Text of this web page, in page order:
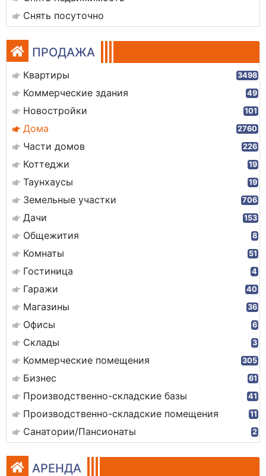
Снять посуточно
ПРОДАЖА
Квартиры 3498
Коммерческие здания 49
Новостройки 101
Дома 2760
Части домов 226
Коттеджи 19
Таунхаусы 19
Земельные участки 706
Дачи 153
Общежития 8
Комнаты 51
Гостиница 4
Гаражи 40
Магазины 36
Офисы 6
Склады 3
Коммерческие помещения 305
Бизнес 61
Производственно-складские базы 41
Производственно-складские помещения 11
Санатории/Пансионаты 2
АРЕНДА